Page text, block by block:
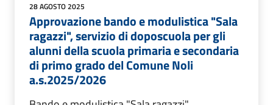
28 AGOSTO 2025
Approvazione bando e modulistica "Sala
ragazzi", servizio di doposcuola per gli
alunni della scuola primaria e secondaria
di primo grado del Comune Noli
a.s.2025/2026